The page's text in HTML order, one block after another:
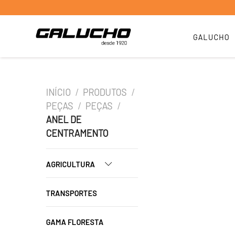
GALUCHO
INÍCIO / PRODUTOS /
PEÇAS / PEÇAS /
ANEL DE
CENTRAMENTO
AGRICULTURA
TRANSPORTES
GAMA FLORESTA